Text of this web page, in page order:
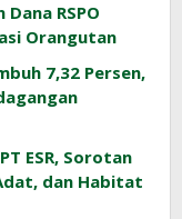
RSPO
Orangutan
7,32 Persen,
ESR, Sorotan
dan Habitat